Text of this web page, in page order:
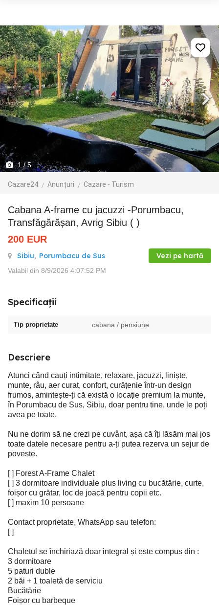
1/ 5
Cazare24 Anunțuri Cazare - Turism
Cabana A-frame cu jacuzzi -Porumbacu,
Transfăgărășan, Avrig Sibiu ( )
200 EUR
Sibiu, Porumbacu de Sus Vezi pe hartă
Valabil din 8/9/2026 4:07:52 PM
Specificații
Tip proprietate cabana / pensiune
Descriere
Atunci când cauți intimitate, relaxare, jacuzzi, liniște,
munte, râu, aer curat, confort, curățenie într-un design
frumos, amintește-ți că există o locație premium la munte,
în Porumbacu de Sus, Sibiu, doar pentru tine, unde le poți
avea pe toate.
Nu ne dorim să ne crezi pe cuvânt, așa că îți lăsăm mai jos
toate datele necesare pentru a-ți putea rezerva un sejur de
poveste.
[ ] Forest A-Frame Chalet
[ ] 3 dormitoare individuale plus living cu bucătărie, curte,
foișor cu grătar, loc de joacă pentru copii etc.
[ ] maxim 10 persoane
Contact proprietate, WhatsApp sau telefon:
[ ]
Chaletul se închiriază doar integral și este compus din :
3 dormitoare
5 paturi duble
2 băi + 1 toaletă de serviciu
Bucătărie
Foișor cu barbeque